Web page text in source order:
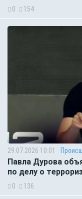
0 154
29.07.2026 10:01
Павла Дурова
по делу о
0 136